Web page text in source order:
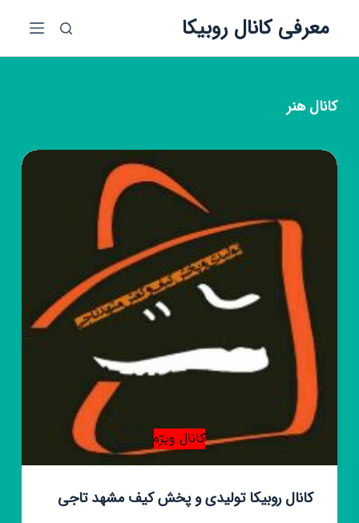
ش
معرفی کانال روبیکا
کانالهنر
کانال ویژه
کانال روبیکا تولیدی و پخش کیف مشهد تاجی